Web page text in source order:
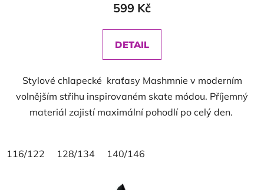
599 Kč
DETAIL
Stylové chlapecké kraťasy Mashmnie v moderním
volnějším střihu inspirovaném skate módou. Příjemný
materiál zajistí maximální pohodlí po celý den.
116/122 128/134 140/146